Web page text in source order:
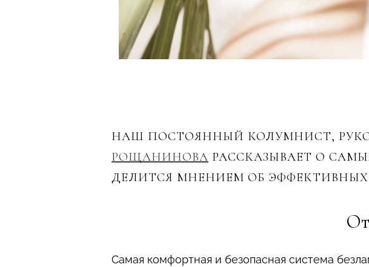
НАШ ПОСТОЯННЫЙ КОЛУМНИСТ,
РОЩАНИНОВА РАССКАЗЫВАЕТ О
ДЕЛИТСЯ МНЕНИЕМ ОБ
Самая комфортная и безопасная система